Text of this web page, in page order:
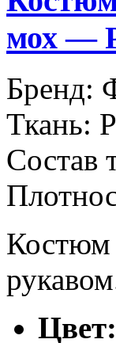
мох —
Бренд:
Ткань:
Состав
Костюм
Цвет: